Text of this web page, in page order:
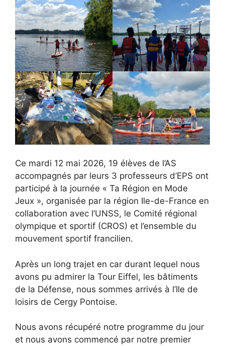
Ce mardi 12 mai 2026, 19 élèves de l’AS
accompagnés par leurs 3 professeurs d’EPS ont
participé à la journée « Ta Région en Mode
Jeux », organisée par la région Ile-de-France en
collaboration avec l’UNSS, le Comité régional
olympique et sportif (CROS) et l’ensemble du
mouvement sportif francilien.
Après un long trajet en car durant lequel nous
avons pu admirer la Tour Eiffel, les bâtiments
de la Défense, nous sommes arrivés à l’Ile de
loisirs de Cergy Pontoise.
Nous avons récupéré notre programme du jour
et nous avons commencé par notre premier